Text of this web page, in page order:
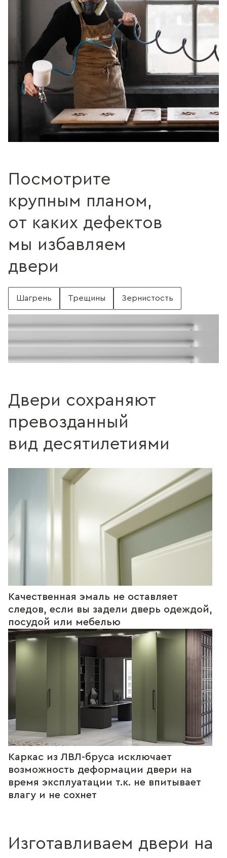
Посмотрите
крупным планом,
от каких дефектов
мы избавляем
двери
Шагрень Трещины Зернистость
Поверхность без шагрени
Без трещин
Без зернистости
Двери сохраняют
превозданный
вид десятилетиями
Качественная эмаль не оставляет
следов, если вы задели дверь одеждой,
посудой или мебелью
Каркас из ЛВЛ-бруса исключает
возможность деформации двери на
время эксплуатации т.к. не впитывает
влагу и не сохнет
Изготавливаем двери на